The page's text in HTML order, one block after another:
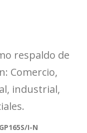
respaldo de
Comercio,
industrial,
GP165S/I-N